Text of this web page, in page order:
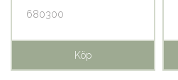
680300
Köp